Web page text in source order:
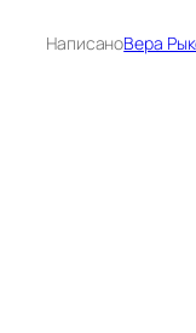
НаписаноВера